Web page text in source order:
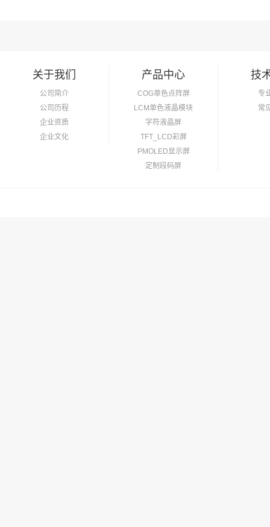
关于我们
公司简介
公司历程
企业资质
企业文化
产品中心
COG单色点阵屏
LCM单色液晶模块
字符液晶屏
TFT_LCD彩屏
PMOLED显示屏
定制段码屏
技
专
常